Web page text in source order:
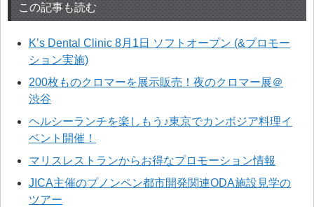
この記事も読む
K’s Dental Clinic 8月1日 ソフトオープン (&プロモー
ション実施)
200枚ものクロマーを展示販売！夜のクロマー展＠
渋谷
ヘルシーランチを楽しもう♪東京でカンボジア料理イ
ベント開催！
マリスレストランからお得なプロモーション情報
JICA主催のプノンペン都市開発関連ODA施設見学の
ツアー